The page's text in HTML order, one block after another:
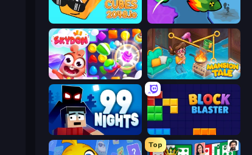
Cubes 2048.io FrontWars.io
Skydom Mansion Tale: Merge Secrets
99 Nights (Bloxd.io) Block Blaster
Top